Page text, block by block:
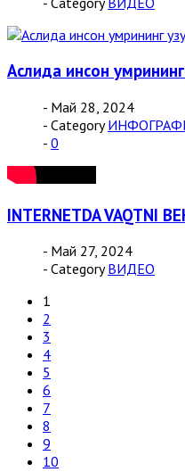
Аслида инсон
- Май 28, 2024
- Category
- 0
INTERNETDA VAQTNI
- Май 27, 2024
- Category ВИДЕО
1
2
3
4
5
6
7
8
9
10